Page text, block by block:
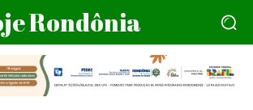
Rondônia